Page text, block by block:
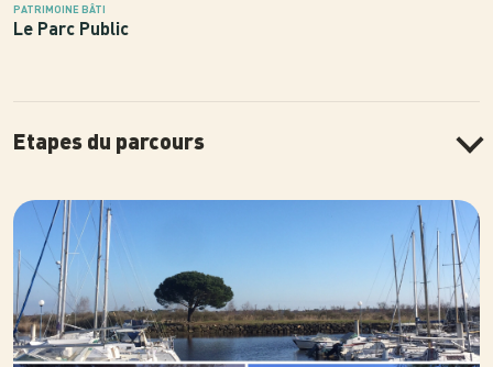
Le Parc Public
PATRIMOINE BÂTI
Etapes du parcours
Photo